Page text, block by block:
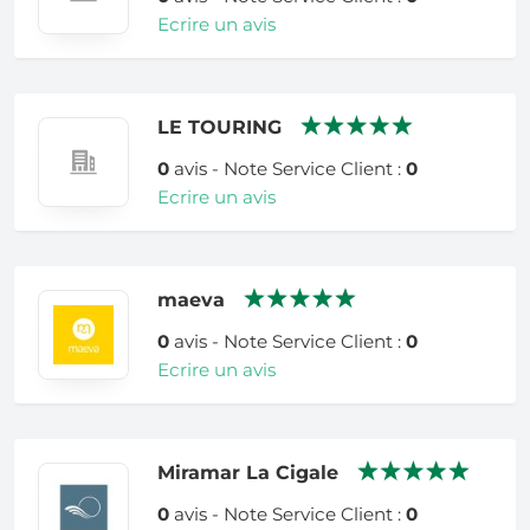
Ecrire un avis
LE TOURING
0avis - Note Service Client : 0
Ecrire un avis
maeva
0avis - Note Service Client : 0
Ecrire un avis
Miramar La Cigale
0avis - Note Service Client : 0